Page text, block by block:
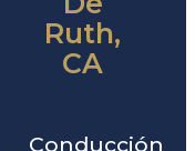
Ruth,
CA
Conducción